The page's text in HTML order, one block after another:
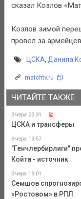
сказал Козлов
Козлов зимой
провел за
ЦСКА, Данила
matchtv.ru
ЧИТАЙТЕ ТАКЖЕ:
Вчера 23:31
ЦСКА и трансферы
Вчера 19:57
"Генчлербирлиги"
Койта - источник
Вчера 19:01
Семшов
«Ростовом» в РПЛ